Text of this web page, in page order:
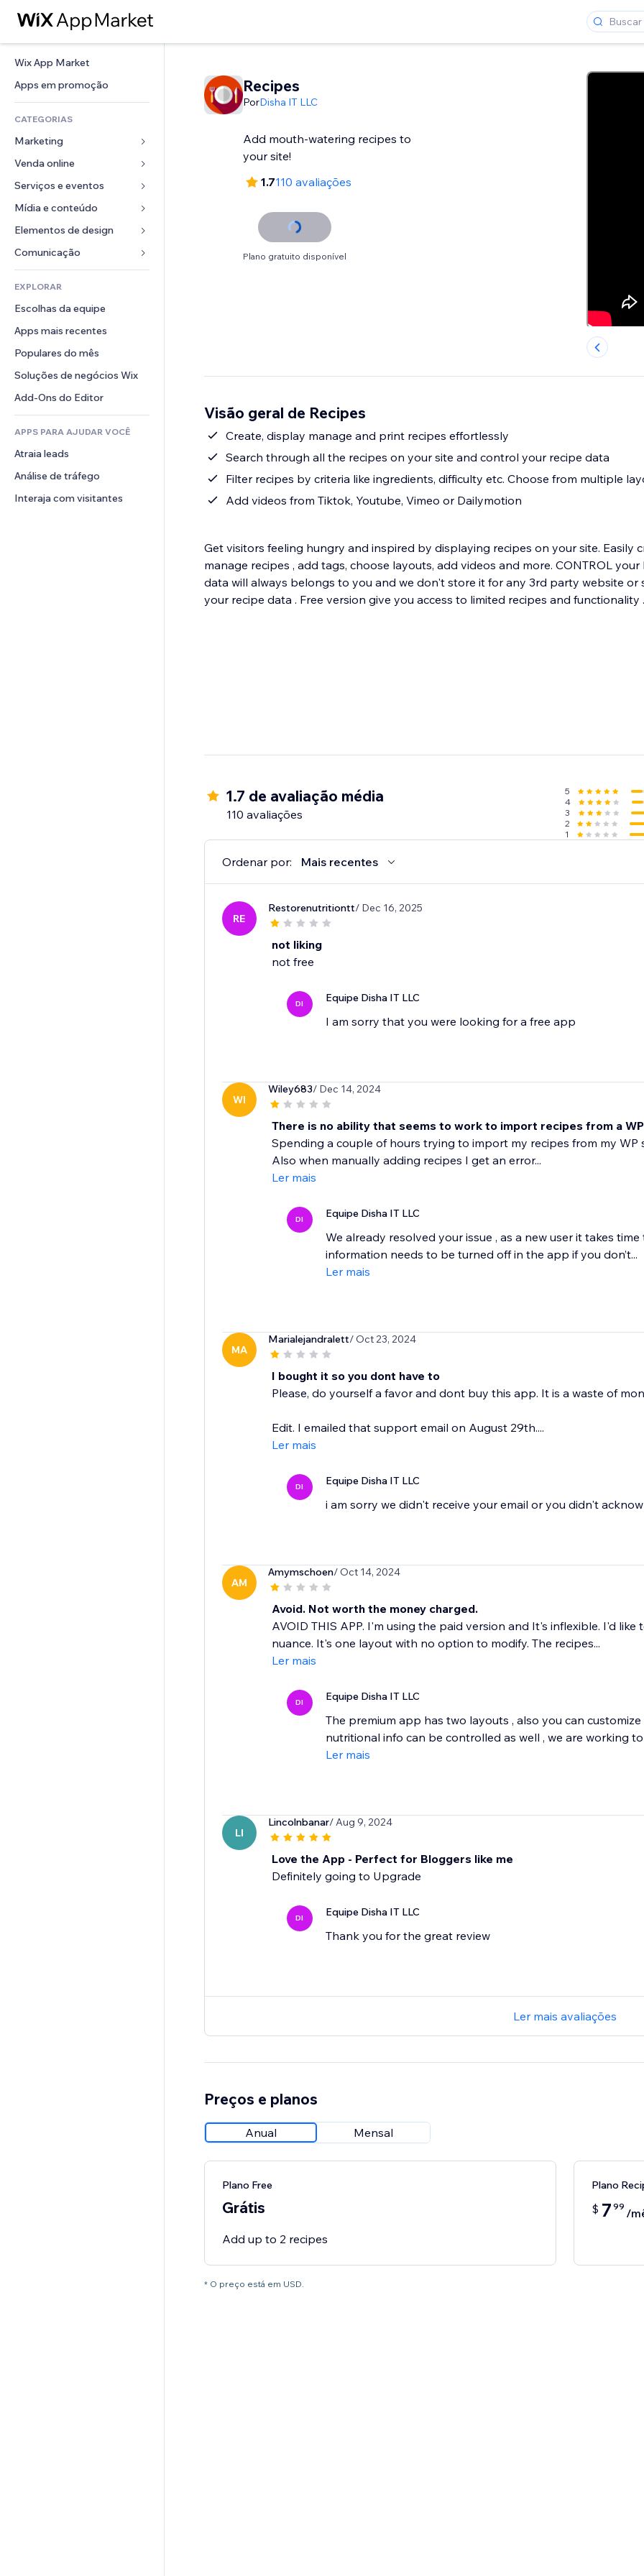
Wix App Market
Apps em promoção
CATEGORIAS
Marketing
Anúncios
Mobile
Análises
Listas do site
Email
Venda online
Apps para lojas
Frete e entrega
Botões de venda
Contabilidade
Cupons e fidelidade
Soluções de armazenamento
Serviços e eventos
Hotéis
Eventos
Restaurantes
Imobiliária
Meus agendamentos
Mídia e conteúdo
Galeria
Músicas
Podcasts
Fotografia
Vídeo
PDF
Compartilhamento de arquivos
Notícias
Elementos de design
Mapas e navegação
Privacidade e segurança
Relógio
Templates de página
Efeitos de imagem
Botões e menus
Banners e selos
Calculadoras
Busca
Previsão do tempo
Tabelas e gráficos
Formulários
Enquetes
Chat
Comentários
Telefone
Comunidade
Avaliações e depoimentos
CRM
EXPLORAR
Escolhas da equipe
Apps mais recentes
Populares do mês
Soluções de negócios Wix
Add-Ons do Editor
APPS PARA AJUDAR VOCÊ
Atraia leads
Análise de tráfego
Interaja com visitantes
Recipes
PorDisha IT LLC
Add mouth-watering recipes to
your site!
1.7110 avaliações
Plano gratuito disponível
Visão geral de Recipes
Create, display manage and print recipes effortlessly
Search through all the recipes on your site and control your recipe data
Filter recipes by criteria like ingredients, difficulty etc. Choose from multiple
Add videos from Tiktok, Youtube, Vimeo or Dailymotion
Get visitors feeling hungry and inspired by displaying recipes on your site. Easily
manage recipes , add tags, choose layouts, add videos and more. CONTROL your DATA , all recipe
data will always belongs to you and we don't store it for any 3rd party website or
your recipe data . Free version give you access to limited recipes and functionality .
1.7 de avaliação média
110 avaliações
5
4
3
2
1
Ordenar por: Mais recentes
RE
Restorenutritiontt/ Dec 16, 2025
not liking
not free
DI Equipe Disha IT LLC
I am sorry that you were looking for a free app
WI
Wiley683/ Dec 14, 2024
There is no ability that seems to work to import recipes from a
Spending a couple of hours trying to import my recipes from my WP
Also when manually adding recipes I get an error...
Ler mais
DI Equipe Disha IT LLC
We already resolved your issue , as a new user it takes
information needs to be turned off in the app if you don’t...
Ler mais
MA
Marialejandralett/ Oct 23, 2024
I bought it so you dont have to
Please, do yourself a favor and dont buy this app. It is a waste of
Edit. I emailed that support email on August 29th....
Ler mais
DI Equipe Disha IT LLC
i am sorry we didn't receive your email or you didn't
AM
Amymschoen/ Oct 14, 2024
Avoid. Not worth the money charged.
AVOID THIS APP. I'm using the paid version and It's inflexible. I'd
nuance. It's one layout with no option to modify. The recipes...
Ler mais
DI Equipe Disha IT LLC
The premium app has two layouts , also you can
nutritional info can be controlled as well , we are working
Ler mais
LI
Lincolnbanar/ Aug 9, 2024
Love the App - Perfect for Bloggers like me
Definitely going to Upgrade
DI Equipe Disha IT LLC
Thank you for the great review
Ler mais avaliações
Preços e planos
Anual Mensal
Plano Free
Grátis
Add up to 2 recipes
Plano
$ 7 99 /
* O preço está em USD.